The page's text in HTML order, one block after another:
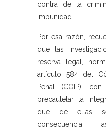
contra de la
impunidad.
Por esa razón,
que las
reserva legal,
artículo 584 del
Penal (COIP),
precautelar la
que de ellas